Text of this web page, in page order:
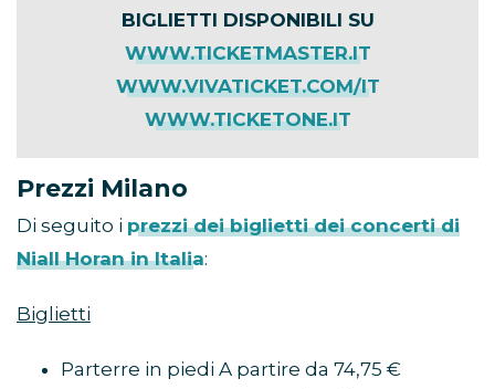
BIGLIETTI DISPONIBILI SU
WWW.TICKETMASTER.IT
WWW.VIVATICKET.COM/IT
WWW.TICKETONE.IT
Prezzi Milano
Di seguito i prezzi dei biglietti dei concerti di
Niall Horan in Italia:
Biglietti
Parterre in piedi A partire da 74,75 €